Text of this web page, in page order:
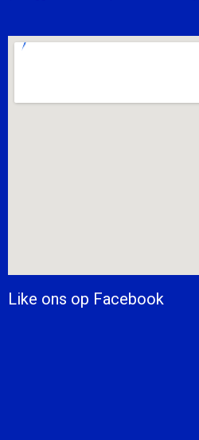
Like ons op Facebook